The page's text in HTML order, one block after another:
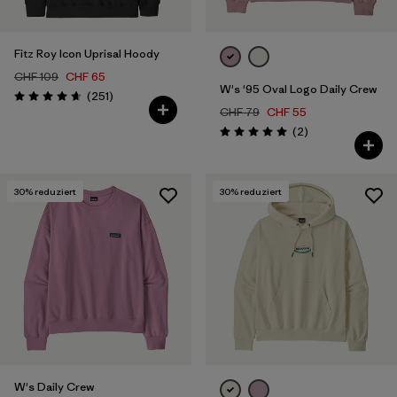
Fitz Roy Icon Uprisal Hoody
CHF 109 CHF 65
Bewertung: 4.7 / 5
(251Rezensionen
)
W's '95 Oval Logo Daily Crew
CHF 79 CHF 55
Bewertung: 5.0 / 5
(2Rezensionen
)
30% reduziert
W's Daily Crew
30% reduziert